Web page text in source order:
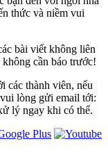
thức và niềm vui
bài viết không liên
cần báo trước!
các thành viên, nếu
lòng gửi email tới:
lý ngay khi có thể.